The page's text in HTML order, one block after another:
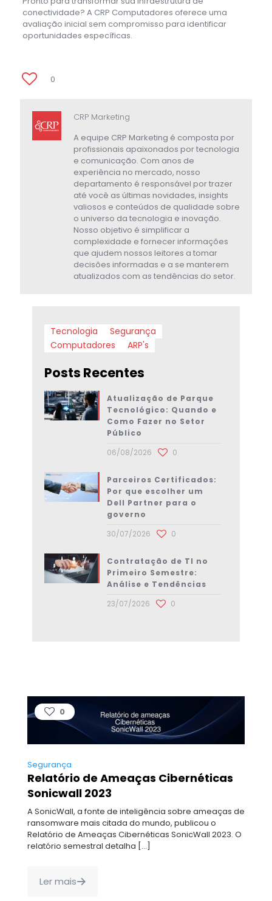
conectividade? A CRP Computadores oferece uma
avaliação inicial sem compromisso para identificar
oportunidades específicas.
0
CRP Marketing
A equipe CRP Marketing é composta por
profissionais apaixonados por tecnologia
e comunicação. Com anos de
experiência no mercado, nosso
departamento é responsável por trazer
até você as últimas novidades, insights
valiosos e conteúdos de qualidade sobre
o universo da tecnologia e inovação.
Nosso objetivo é simplificar a
complexidade e fornecer informações
que ajudem nossos leitores a tomar
decisões informadas e a se manterem
atualizados com as tendências do setor.
Tecnologia
Segurança
Computadores
ARP's
Posts Recentes
Atualização de Parque
Tecnológico: Quando e
Como Fazer no Setor
Público
06/08/2026
0
Parceiros Certificados:
Por que escolher um
Dell Partner para o
governo
30/07/2026
0
Contratação de TI no
Primeiro Semestre:
Análise e Tendências
23/07/2026
0
0
Segurança
Relatório de Ameaças Cibernéticas
Sonicwall 2023
A SonicWall, a fonte de inteligência sobre ameaças de
ransomware mais citada do mundo, publicou o
Relatório de Ameaças Cibernéticas SonicWall 2023. O
relatório semestral detalha […]
Ler mais